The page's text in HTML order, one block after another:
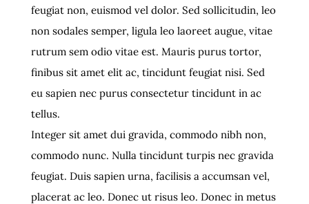
feugiat non, euismod vel dolor. Sed sollicitudin, leo
non sodales semper, ligula leo laoreet augue, vitae
rutrum sem odio vitae est. Mauris purus tortor,
finibus sit amet elit ac, tincidunt feugiat nisi. Sed
eu sapien nec purus consectetur tincidunt in ac
tellus.
Integer sit amet dui gravida, commodo nibh non,
commodo nunc. Nulla tincidunt turpis nec gravida
feugiat. Duis sapien urna, facilisis a accumsan vel,
placerat ac leo. Donec ut risus leo. Donec in metus